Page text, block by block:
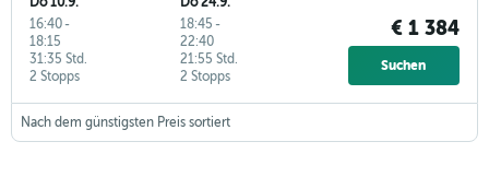
16:40-
18:15
2 Stopps
31:35 Std.
18:45 -
22:40
2 Stopps
21:55 Std.
€ 1 384
Suchen
Nach dem günstigsten Preis sortiert